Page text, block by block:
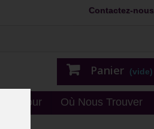
Contactez-nous
Panier (vide)
- retour Où Nous Trouver